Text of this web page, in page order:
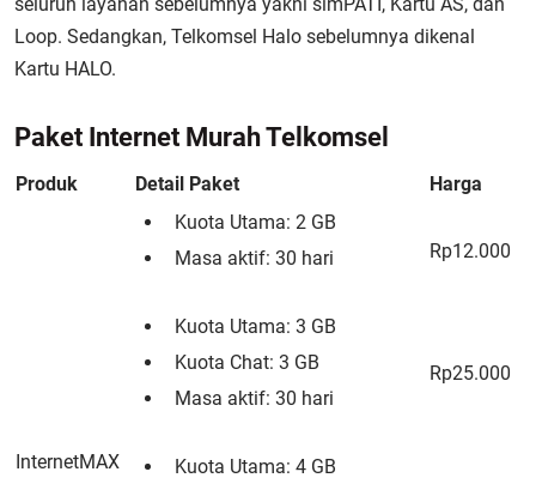
Loop. Sedangkan, Telkomsel Halo sebelumnya dikenal
Kartu HALO.
Paket Internet Murah Telkomsel
Produk Detail Paket Harga
InternetMAX
Kuota Utama: 2 GB
Masa aktif: 30 hari
Rp12.000
Kuota Utama: 3 GB
Kuota Chat: 3 GB
Masa aktif: 30 hari
Rp25.000
Kuota Utama: 4 GB